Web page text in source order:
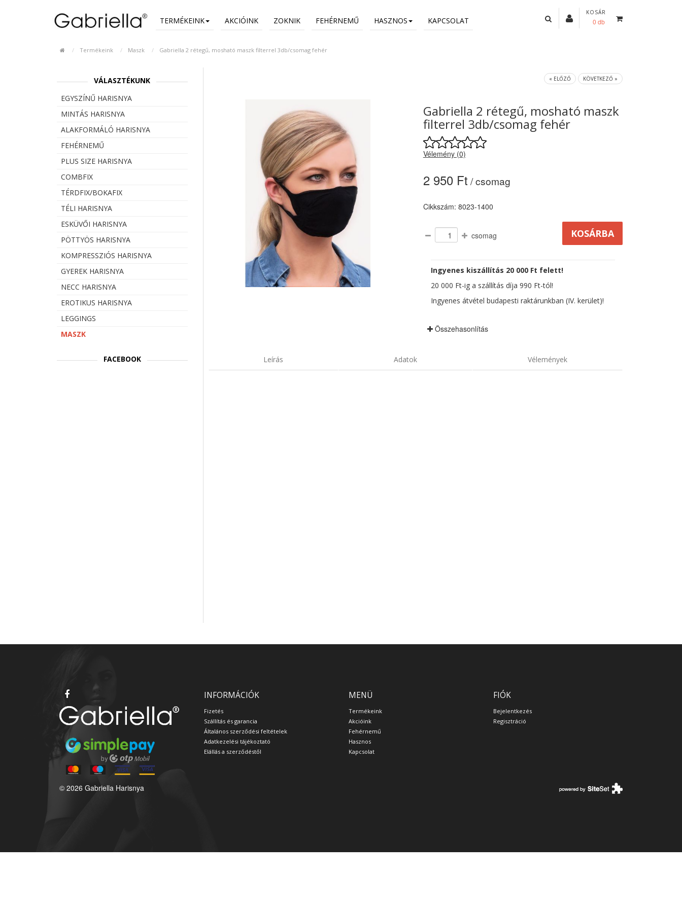
TERMÉKEINK AKCIÓINK ZOKNIK FEHÉRNEMŰ HASZNOS KAPCSOLAT
KOSÁR
0 db
Termékeink Maszk Gabriella 2 rétegű, mosható maszk filterrel 3db/csomag fehér
VÁLASZTÉKUNK
EGYSZÍNŰ HARISNYA
MINTÁS HARISNYA
ALAKFORMÁLÓ HARISNYA
FEHÉRNEMŰ
PLUS SIZE HARISNYA
COMBFIX
TÉRDFIX/BOKAFIX
TÉLI HARISNYA
ESKÜVŐI HARISNYA
PÖTTYÖS HARISNYA
KOMPRESSZIÓS HARISNYA
GYEREK HARISNYA
NECC HARISNYA
EROTIKUS HARISNYA
LEGGINGS
MASZK
FACEBOOK
« ELŐZŐ KÖVETKEZŐ »
Gabriella 2 rétegű, mosható maszk
filterrel 3db/csomag fehér
Vélemény (0)
2 950 Ft / csomag
Cikkszám: 8023-1400
csomag
Ingyenes kiszállítás 20 000 Ft felett!
20 000 Ft-ig a szállítás díja 990 Ft-tól!
Ingyenes átvétel budapesti raktárunkban (IV. kerület)!
Összehasonlítás
Leírás Adatok Vélemények
INFORMÁCIÓK
Fizetés
Szállítás és garancia
Általános szerződési feltételek
Adatkezelési tájékoztató
Elállás a szerződéstől
MENÜ
Termékeink
Akcióink
Fehérnemű
Hasznos
Kapcsolat
FIÓK
Bejelentkezés
Regisztráció
© 2026 Gabriella Harisnya